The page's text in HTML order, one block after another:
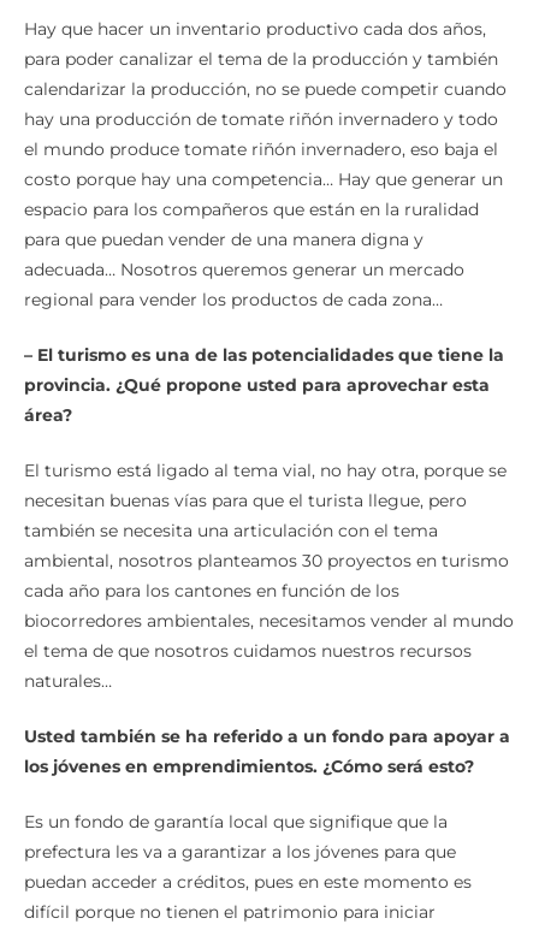
Hay que hacer un inventario productivo cada dos años,
para poder canalizar el tema de la producción y también
calendarizar la producción, no se puede competir cuando
hay una producción de tomate riñón invernadero y todo
el mundo produce tomate riñón invernadero, eso baja el
costo porque hay una competencia… Hay que generar un
espacio para los compañeros que están en la ruralidad
para que puedan vender de una manera digna y
adecuada… Nosotros queremos generar un mercado
regional para vender los productos de cada zona…
– El turismo es una de las potencialidades que tiene la
provincia. ¿Qué propone usted para aprovechar esta
área?
El turismo está ligado al tema vial, no hay otra, porque se
necesitan buenas vías para que el turista llegue, pero
también se necesita una articulación con el tema
ambiental, nosotros planteamos 30 proyectos en turismo
cada año para los cantones en función de los
biocorredores ambientales, necesitamos vender al mundo
el tema de que nosotros cuidamos nuestros recursos
naturales…
Usted también se ha referido a un fondo para apoyar a
los jóvenes en emprendimientos. ¿Cómo será esto?
Es un fondo de garantía local que signifique que la
prefectura les va a garantizar a los jóvenes para que
puedan acceder a créditos, pues en este momento es
difícil porque no tienen el patrimonio para iniciar